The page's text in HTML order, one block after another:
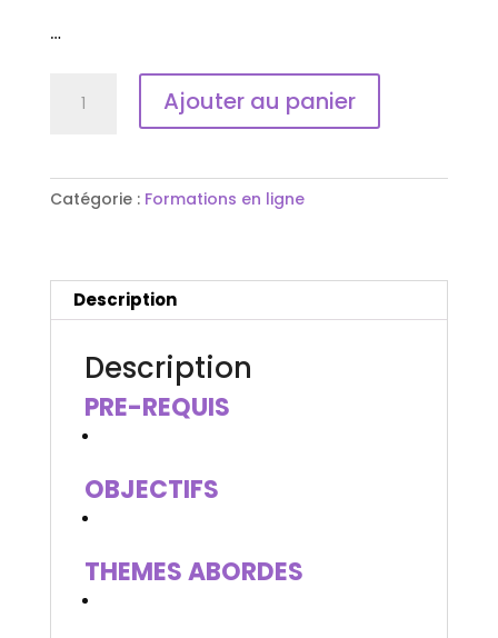
…
de
Ajouter au panier
Catégorie : Formations en ligne
Description
Description
PRE-REQUIS
OBJECTIFS
THEMES ABORDES